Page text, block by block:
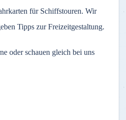
für Schiffstouren. Wir
Tipps zur Freizeitgestaltung.
oder schauen gleich bei uns